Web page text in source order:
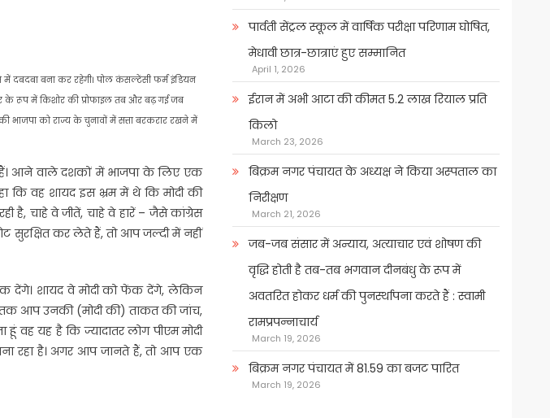
में दबदबा बना कर रहेगी। पोल कंसल्टेंसी फर्म इंडियन
के रूप में किशोर की प्रोफाइल तब और बढ़ गई जब
भाजपा को राज्य के चुनावों में सत्ता बरकरार रखने में
हैं। आने वाले दशकों में भाजपा के लिए एक
कि वह शायद इस भ्रम में थे कि मोदी की
है, चाहे वे जीतें, चाहे वे हारें – जैसे कांग्रेस
सुरक्षित कर लेते हैं, तो आप जल्दी में नहीं
देंगे। शायद वे मोदी को फेंक देंगे, लेकिन
तक आप उनकी (मोदी की) ताकत की जांच,
वह यह है कि ज्यादातर लोग पीएम मोदी
रहा है। अगर आप जानते हैं, तो आप एक
पार्वती सेंट्रल स्कूल में वार्षिक परीक्षा परिणाम घोषित,
मेधावी छात्र-छात्राएं हुए सम्मानित
April 1, 2026
ईरान में अभी आटा की कीमत 5.2 लाख रियाल प्रति
किलो
March 23, 2026
बिक्रम नगर पंचायत के अध्यक्ष ने किया अस्पताल का
निरीक्षण
March 21, 2026
जब-जब संसार में अन्याय, अत्याचार एवं शोषण की
वृद्धि होती है तब-तब भगवान दीनबंधु के रूप में
अवतरित होकर धर्म की पुनर्स्थापना करते हैं : स्वामी
रामप्रपन्नाचार्य
March 19, 2026
बिक्रम नगर पंचायत में 81.59 का बजट पारित
March 19, 2026